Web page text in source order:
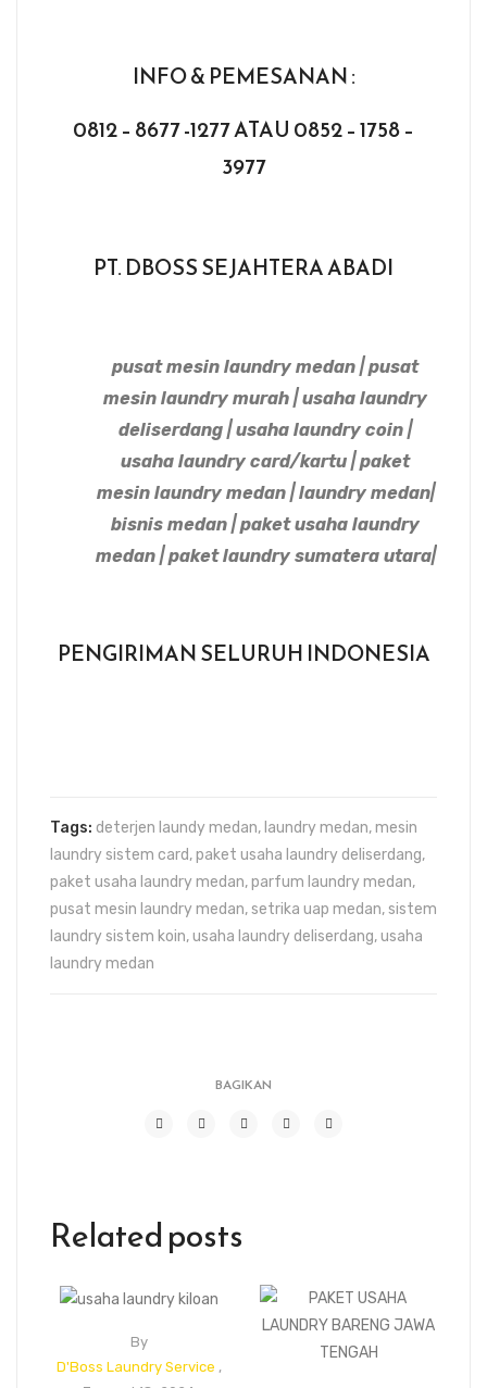
INFO & PEMESANAN :
0812 – 8677 -1277 ATAU 0852 – 1758 –
3977
PT. DBOSS SEJAHTERA ABADI
pusat mesin laundry medan | pusat
mesin laundry murah | usaha laundry
deliserdang | usaha laundry coin |
usaha laundry card/kartu | paket
mesin laundry medan | laundry medan|
bisnis medan | paket usaha laundry
medan | paket laundry sumatera utara|
PENGIRIMAN SELURUH INDONESIA
Tags: deterjen laundy medan, laundry medan,mesin
laundry sistem card,paket usaha laundry deliserdang,
paket usaha laundry medan,parfum laundry medan,
pusat mesin laundry medan,setrika uap medan,sistem
laundry sistem koin,usaha laundry deliserdang,usaha
laundry medan
BAGIKAN
Related posts
By
D'Boss Laundry Service ,